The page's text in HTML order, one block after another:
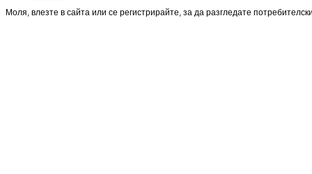
Моля, влезте в сайта или се регистрирайте, за да разгледате